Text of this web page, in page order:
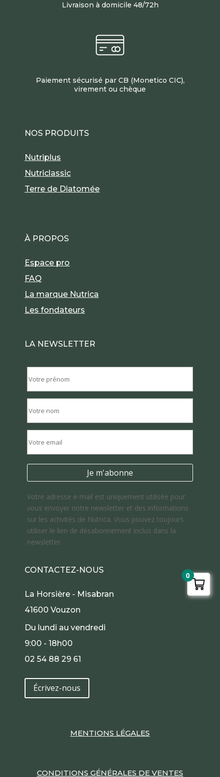
Livraison à domicile 48/72h
Paiement sécurisé par CB (Monetico CIC),
virement ou chèque
NOS PRODUITS
Nutriplus
Nutriclassic
Terre de Diatomée
À PROPOS
Espace pro
FAQ
La marque Nutrica
Les fondateurs
LA NEWSLETTER
Votre adresse e-mail est uniquement utilisée pour
vous envoyer notre newsletter et des informations
sur les activités de Nutrica. Vous pouvez toujours
utiliser le lien de désabonnement inclus dans la
newsletter.
CONTACTEZ-NOUS
La Horsière - Misabran
41600 Vouzon
Du lundi au vendredi
9:00 - 18h00
02 54 88 29 61
Écrivez-nous
MENTIONS LÉGALES
CONDITIONS GÉNÉRALES DE VENTES
0